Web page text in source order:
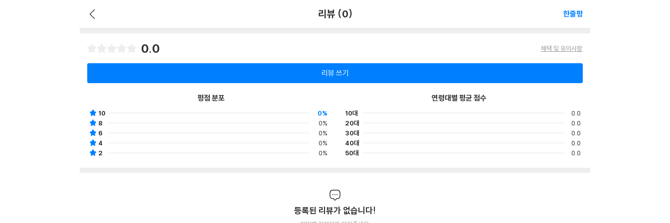
리뷰 (0) 한줄평
0.0 혜택 및 유의사항
리뷰 쓰기
평점 분포
10
0%
8
0%
6
0%
4
0%
2
0%
연령대별 평균 점수
10대
0.0
20대
0.0
30대
0.0
40대
0.0
50대
0.0
등록된 리뷰가 없습니다!